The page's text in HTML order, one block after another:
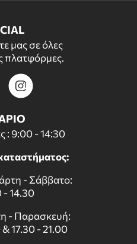
μας σε όλες
πλατφόρμες.
: 9:00 - 14:30
- Σάββατο:
- 14.30
- Παρασκευή:
17.30 - 21.00